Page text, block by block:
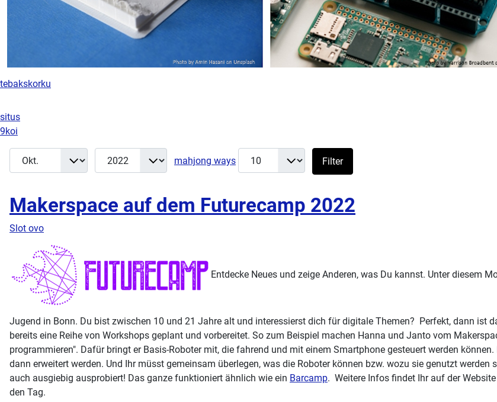
tebakskorku
Filter
Monat Jahr
mahjong ways
Anzeige #
Filter
Makerspace auf dem Futurecamp 2022
Slot ovo
Entdecke Neues und zeige Anderen, was Du kannst. Unter diesem
Jugend in Bonn. Du bist zwischen 10 und 21 Jahre alt und interessierst dich für digitale Themen? Perfekt, dann ist
bereits eine Reihe von Workshops geplant und vorbereitet. So zum Beispiel machen Hanna und Janto vom
programmieren". Dafür bringt er Basis-Roboter mit, die fahrend und mit einem Smartphone gesteuert werden
dann erweitert werden. Und Ihr müsst gemeinsam überlegen, was die Roboter können bzw. wozu sie genutzt
auch ausgiebig ausprobiert! Das ganze funktioniert ähnlich wie ein Barcamp. Weitere Infos findet Ihr auf der
den Tag.
situs
9koi